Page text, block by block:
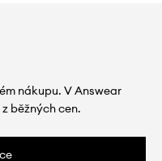
nákupu. V Answear
běžných cen.